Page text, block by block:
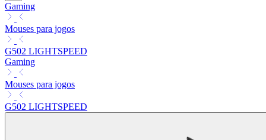
Gaming
Mouses para jogos
G502 LIGHTSPEED
Gaming
Mouses para jogos
G502 LIGHTSPEED